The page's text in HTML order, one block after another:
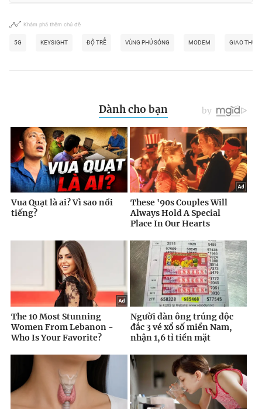
Khám phá thêm chủ đề
5G KEYSIGHT ĐỘ TRỄ VÙNG PHỦ SÓNG MODEM GIAO THỨC